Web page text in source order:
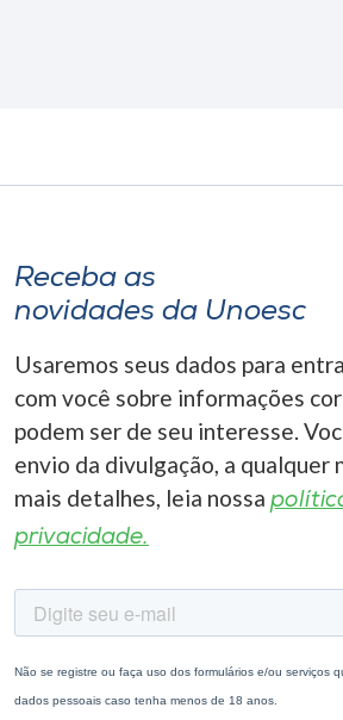
Receba as
novidades da Unoesc
Usaremos seus dados para
com você sobre informações
podem ser de seu interesse.
envio da divulgação, a qualquer
mais detalhes, leia nossa
privacidade.